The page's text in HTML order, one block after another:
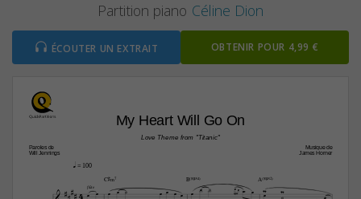
Partition piano Céline Dion
ÉCOUTER UN EXTRAIT OBTENIR POUR 4,99 €
My Heart Will Go On
Musique de
James Horner
Paroles de
Will Jennings
q = 100
4
 flûte
C©‹7 B(“4)

A(“2)

Love Theme from "Titanic"
               